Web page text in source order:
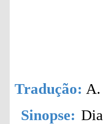
Tradução:
Sinopse: